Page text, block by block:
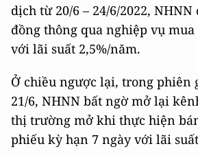
dịch từ 20/6 – 24/6/2022,
đồng thông qua nghiệp vụ
với lãi suất 2,5%/năm.
Ở chiều ngược lại, trong phiên
21/6, NHNN bất ngờ mở lại
thị trường mở khi thực hiện
phiếu kỳ hạn 7 ngày với lãi